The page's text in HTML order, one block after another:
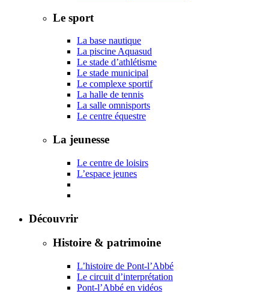
Le sport
La base nautique
La piscine Aquasud
Le stade d’athlétisme
Le stade municipal
Le complexe sportif
La halle de tennis
La salle omnisports
Le centre équestre
La jeunesse
Le centre de loisirs
L’espace jeunes
Découvrir
Histoire & patrimoine
L’histoire de Pont-l’Abbé
Le circuit d’interprétation
Pont-l’Abbé en vidéos